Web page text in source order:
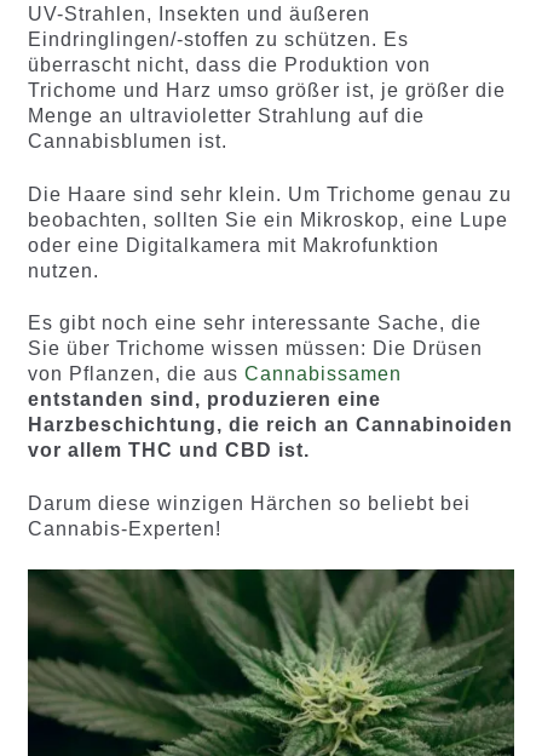
UV-Strahlen, Insekten und äußeren
Eindringlingen/-stoffen zu schützen. Es
überrascht nicht, dass die Produktion von
Trichome und Harz umso größer ist, je größer die
Menge an ultravioletter Strahlung auf die
Cannabisblumen ist.
Die Haare sind sehr klein. Um Trichome genau zu
beobachten, sollten Sie ein Mikroskop, eine Lupe
oder eine Digitalkamera mit Makrofunktion
nutzen.
Es gibt noch eine sehr interessante Sache, die
Sie über Trichome wissen müssen: Die Drüsen
von Pflanzen, die aus Cannabissamen
entstanden sind, produzieren eine
Harzbeschichtung, die reich an Cannabinoiden
vor allem THC und CBD ist.
Darum diese winzigen Härchen so beliebt bei
Cannabis-Experten!